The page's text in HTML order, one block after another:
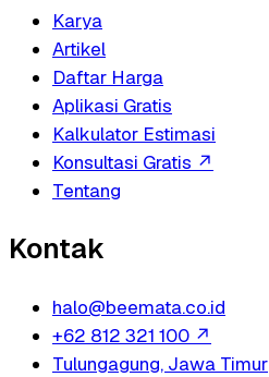
Karya
Artikel
Daftar Harga
Aplikasi Gratis
Kalkulator Estimasi
Konsultasi Gratis ↗
Tentang
Kontak
halo@beemata.co.id
+62 812 321 100 ↗
Tulungagung, Jawa Timur